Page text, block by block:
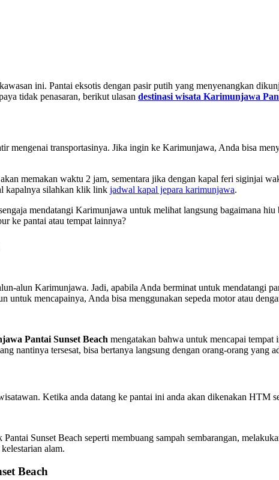
ini. Pantai eksotis dengan pasir putih yang menyenangkan
tidak penasaran, berikut ulasan destinasi wisata Karimunjawa
transportasinya. Jika ingin ke Karimunjawa, Anda bisa
memakan waktu 2 jam, sementara jika dengan kapal feri siginjai
kapalnya silahkan klik link jadwal kapal jepara karimunjawa.
mendatangi Karimunjawa untuk melihat langsung bagaimana
ke pantai atau tempat lainnya?
alun Karimunjawa. Jadi, apabila Anda berminat untuk mendatangi
untuk mencapainya, Anda bisa menggunakan sepeda motor atau
Pantai Sunset Beach mengatakan bahwa untuk mencapai
nantinya tersesat, bisa bertanya langsung dengan orang-orang yang
Ketika anda datang ke pantai ini anda akan dikenakan HTM
Sunset Beach seperti membuang sampah sembarangan,
alam.
Beach